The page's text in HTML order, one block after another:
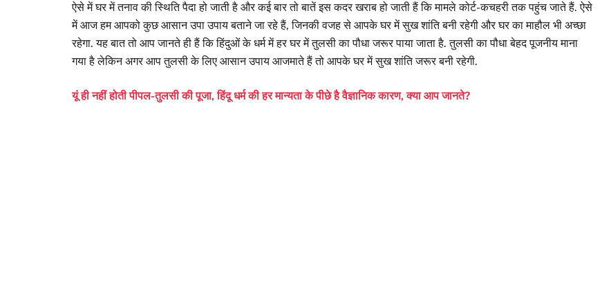
ऐसे में घर में तनाव की स्थिति पैदा हो जाती है और कई बार तो बातें इस कदर खराब हो जाती हैं कि मामले कोर्ट-कचहरी तक पहुंच जाते हैं. ऐसे
में आज हम आपको कुछ आसान उपा उपाय बताने जा रहे हैं, जिनकी वजह से आपके घर में सुख शांति बनी रहेगी और घर का माहौल भी अच्छा
रहेगा. यह बात तो आप जानते ही हैं कि हिंदुओं के धर्म में हर घर में तुलसी का पौधा जरूर पाया जाता है. तुलसी का पौधा बेहद पूजनीय माना
गया है लेकिन अगर आप तुलसी के लिए आसान उपाय आजमाते हैं तो आपके घर में सुख शांति जरूर बनी रहेगी.
यूं ही नहीं होती पीपल-तुलसी की पूजा, हिंदू धर्म की हर मान्यता के पीछे है वैज्ञानिक कारण, क्या आप जानते?